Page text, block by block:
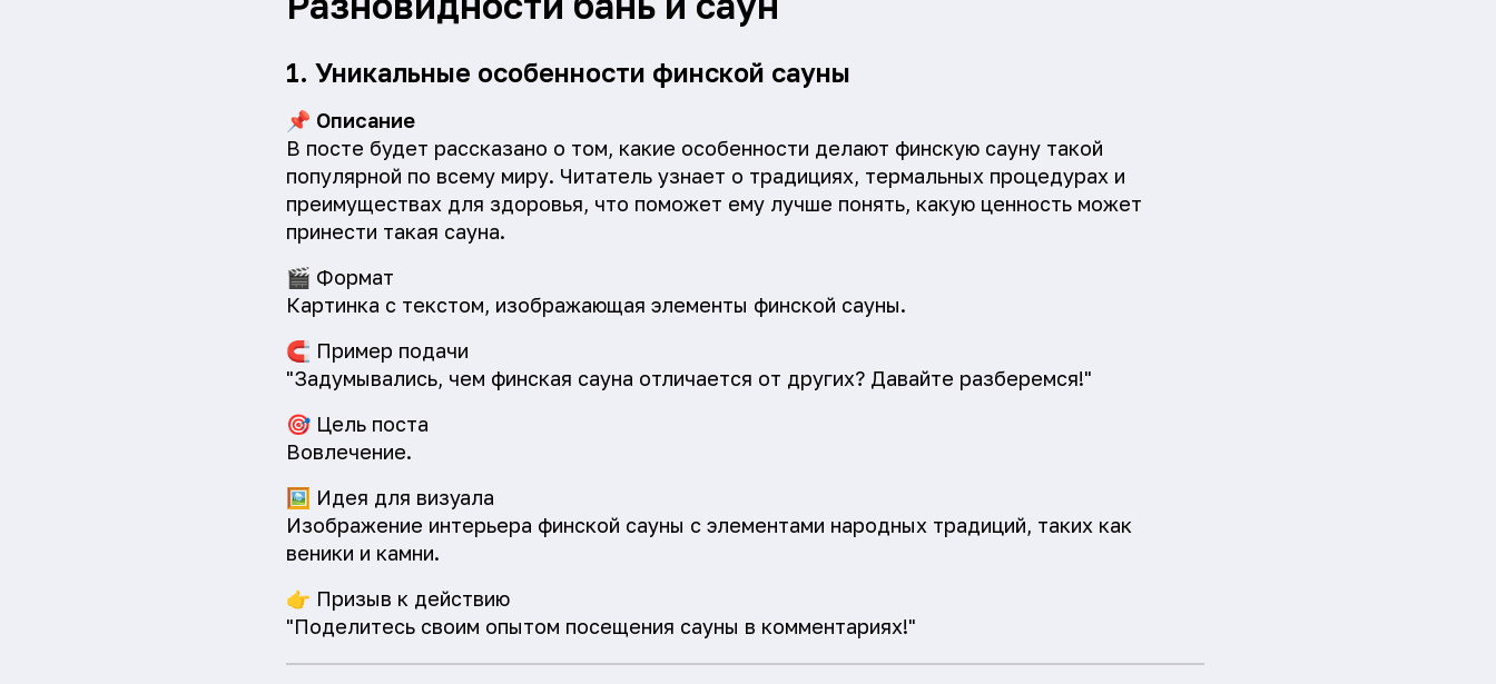
1. Уникальные особенности финской сауны
📌 Описание
В посте будет рассказано о том, какие особенности делают финскую сауну такой
популярной по всему миру. Читатель узнает о традициях, термальных процедурах и
преимуществах для здоровья, что поможет ему лучше понять, какую ценность может
принести такая сауна.
🎬 Формат
Картинка с текстом, изображающая элементы финской сауны.
🧲 Пример подачи
"Задумывались, чем финская сауна отличается от других? Давайте разберемся!"
🎯 Цель поста
Вовлечение.
🖼️ Идея для визуала
Изображение интерьера финской сауны с элементами народных традиций, таких как
веники и камни.
👉 Призыв к действию
"Поделитесь своим опытом посещения сауны в комментариях!"